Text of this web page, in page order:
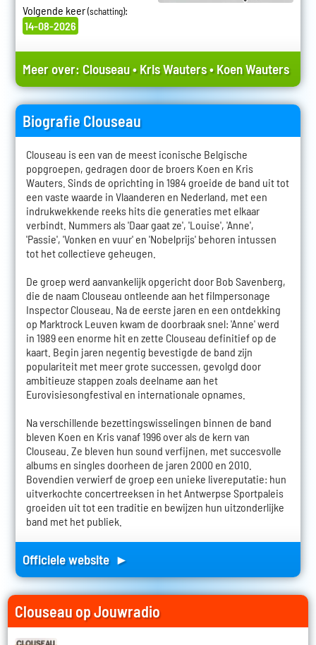
Volgende keer(schatting):
14-08-2026
Meer over: Clouseau•Kris Wauters•Koen Wauters
Biografie Clouseau
Clouseau is een van de meest iconische Belgische
popgroepen, gedragen door de broers Koen en Kris
Wauters. Sinds de oprichting in 1984 groeide de band uit tot
een vaste waarde in Vlaanderen en Nederland, met een
indrukwekkende reeks hits die generaties met elkaar
verbindt. Nummers als 'Daar gaat ze', 'Louise', 'Anne',
'Passie', 'Vonken en vuur' en 'Nobelprijs' behoren intussen
tot het collectieve geheugen.
De groep werd aanvankelijk opgericht door Bob Savenberg,
die de naam Clouseau ontleende aan het filmpersonage
Inspector Clouseau. Na de eerste jaren en een ontdekking
op Marktrock Leuven kwam de doorbraak snel: 'Anne' werd
in 1989 een enorme hit en zette Clouseau definitief op de
kaart. Begin jaren negentig bevestigde de band zijn
populariteit met meer grote successen, gevolgd door
ambitieuze stappen zoals deelname aan het
Eurovisiesongfestival en internationale opnames.
Na verschillende bezettingswisselingen binnen de band
bleven Koen en Kris vanaf 1996 over als de kern van
Clouseau. Ze bleven hun sound verfijnen, met succesvolle
albums en singles doorheen de jaren 2000 en 2010.
Bovendien verwierf de groep een unieke livereputatie: hun
uitverkochte concertreeksen in het Antwerpse Sportpaleis
groeiden uit tot een traditie en bewijzen hun uitzonderlijke
band met het publiek.
Officiele website ►
Clouseau op Jouwradio